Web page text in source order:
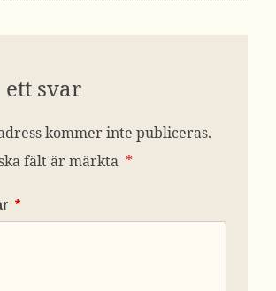
svar
kommer inte publiceras.
fält är märkta *
*